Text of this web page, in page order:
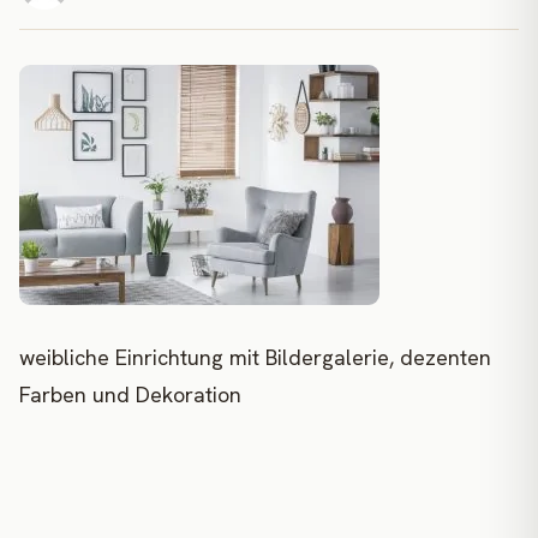
weibliche Einrichtung mit Bildergalerie, dezenten
Farben und Dekoration